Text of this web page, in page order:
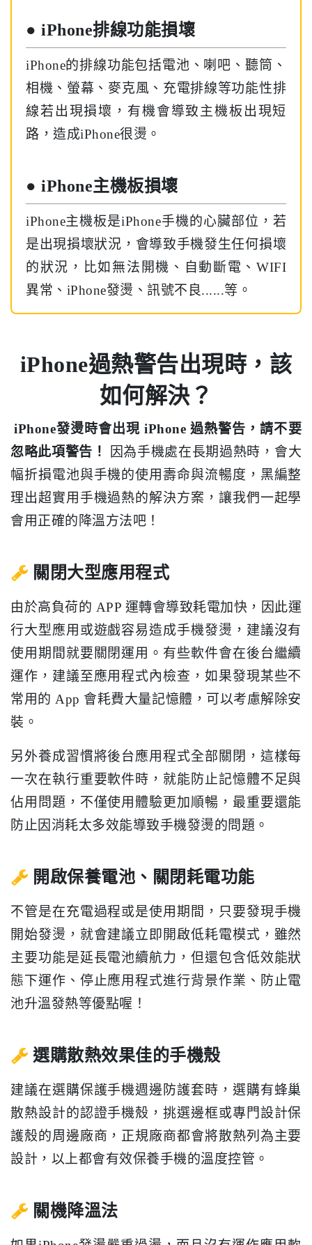
● iPhone排線功能損壞
iPhone的排線功能包括電池、喇吧、聽筒、
相機、螢幕、麥克風、充電排線等功能性排
線若出現損壞，有機會導致主機板出現短
路，造成iPhone很燙。
● iPhone主機板損壞
iPhone主機板是iPhone手機的心臟部位，若
是出現損壞狀況，會導致手機發生任何損壞
的狀況，比如無法開機、自動斷電、WIFI
異常、iPhone發燙、訊號不良......等。
iPhone過熱警告出現時，該
如何解決？
iPhone發燙時會出現 iPhone 過熱警告，請不要
忽略此項警告！
因為手機處在長期過熱時，會大
幅折損電池與手機的使用壽命與流暢度，黑編整
理出超實用手機過熱的解決方案，讓我們一起學
會用正確的降溫方法吧！
關閉大型應用程式
由於高負荷的 APP 運轉會導致耗電加快，因此運
行大型應用或遊戲容易造成手機發燙，建議沒有
使用期間就要關閉運用。有些軟件會在後台繼續
運作，建議至應用程式內檢查，如果發現某些不
常用的 App 會耗費大量記憶體，可以考慮解除安
裝。
另外養成習慣將後台應用程式全部關閉，這樣每
一次在執行重要軟件時，就能防止記憶體不足與
佔用問題，不僅使用體驗更加順暢，最重要還能
防止因消耗太多效能導致手機發燙的問題。
開啟保養電池、關閉耗電功能
不管是在充電過程或是使用期間，只要發現手機
開始發燙，就會建議立即開啟低耗電模式，雖然
主要功能是延長電池續航力，但還包含低效能狀
態下運作、停止應用程式進行背景作業、防止電
池升溫發熱等優點喔！
選購散熱效果佳的手機殼
建議在選購保護手機週邊防護套時，選購有蜂巢
散熱設計的認證手機殼，挑選邊框或專門設計保
護殼的周邊廠商，正規廠商都會將散熱列為主要
設計，以上都會有效保養手機的溫度控管。
關機降溫法